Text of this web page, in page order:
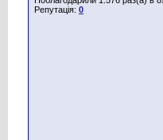
Репутація: 0